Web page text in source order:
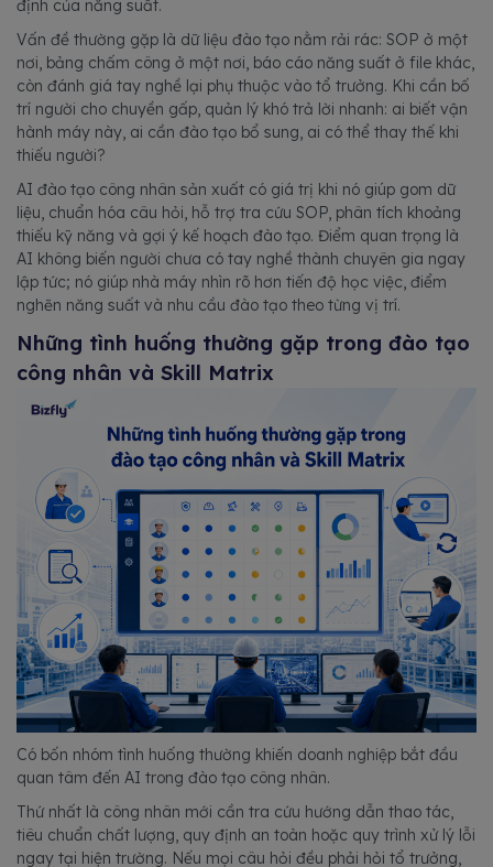
định của năng suất.
Vấn đề thường gặp là dữ liệu đào tạo nằm rải rác: SOP ở một
nơi, bảng chấm công ở một nơi, báo cáo năng suất ở file khác,
còn đánh giá tay nghề lại phụ thuộc vào tổ trưởng. Khi cần bố
trí người cho chuyền gấp, quản lý khó trả lời nhanh: ai biết vận
hành máy này, ai cần đào tạo bổ sung, ai có thể thay thế khi
thiếu người?
AI đào tạo công nhân sản xuất có giá trị khi nó giúp gom dữ
liệu, chuẩn hóa câu hỏi, hỗ trợ tra cứu SOP, phân tích khoảng
thiếu kỹ năng và gợi ý kế hoạch đào tạo. Điểm quan trọng là
AI không biến người chưa có tay nghề thành chuyên gia ngay
lập tức; nó giúp nhà máy nhìn rõ hơn tiến độ học việc, điểm
nghẽn năng suất và nhu cầu đào tạo theo từng vị trí.
Những tình huống thường gặp trong đào tạo
công nhân và Skill Matrix
Có bốn nhóm tình huống thường khiến doanh nghiệp bắt đầu
quan tâm đến AI trong đào tạo công nhân.
Thứ nhất là công nhân mới cần tra cứu hướng dẫn thao tác,
tiêu chuẩn chất lượng, quy định an toàn hoặc quy trình xử lý lỗi
ngay tại hiện trường. Nếu mọi câu hỏi đều phải hỏi tổ trưởng,